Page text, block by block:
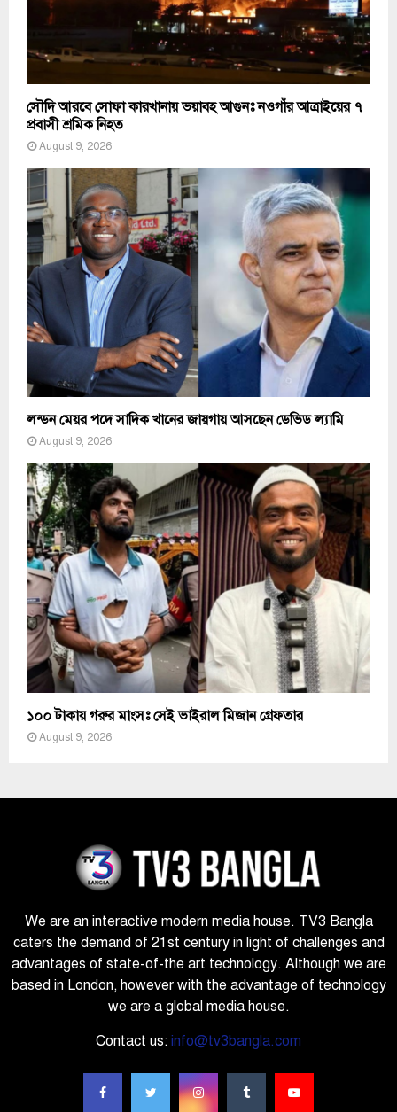
সৌদি আরবে সোফা কারখানায় ভয়াবহ আগুনঃ নওগাঁর আত্রাইয়ের ৭
প্রবাসী শ্রমিক নিহত
August 9, 2026
লন্ডন মেয়র পদে সাদিক খানের জায়গায় আসছেন ডেভিড ল্যামি
August 9, 2026
১০০ টাকায় গরুর মাংসঃ সেই ভাইরাল মিজান গ্রেফতার
August 9, 2026
We are an interactive modern media house. TV3 Bangla
caters the demand of 21st century in light of challenges and
advantages of state-of-the art technology. Although we are
based in London, however with the advantage of technology
we are a global media house.
Contact us: info@tv3bangla.com